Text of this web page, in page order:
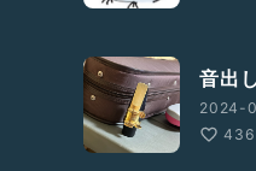
音出
2024-
436